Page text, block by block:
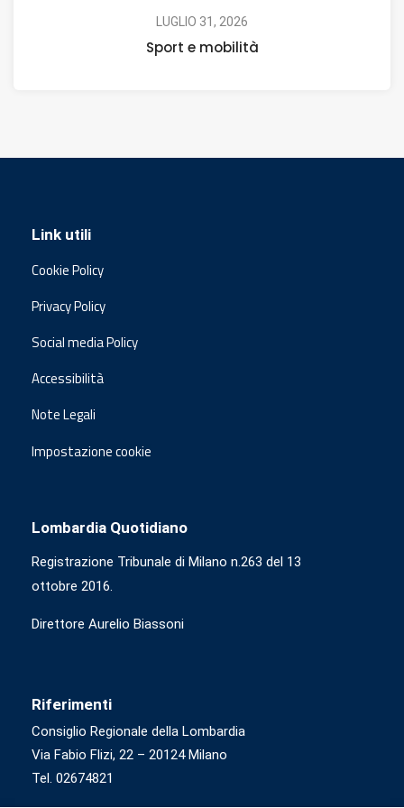
LUGLIO 31, 2026
Sport e mobilità
Link utili
Cookie Policy
Privacy Policy
Social media Policy
Accessibilità
Note Legali
Impostazione cookie
Lombardia Quotidiano
Registrazione Tribunale di Milano n.263 del 13
ottobre 2016.
Direttore Aurelio Biassoni
Riferimenti
Consiglio Regionale della Lombardia
Via Fabio Flizi, 22 – 20124 Milano
Tel. 02674821